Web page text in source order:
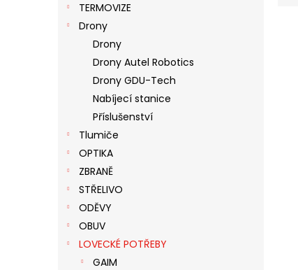
TERMOVIZE
Drony
Drony
Drony Autel Robotics
Drony GDU-Tech
Nabíjecí stanice
Příslušenství
Tlumiče
OPTIKA
ZBRANĚ
STŘELIVO
ODĚVY
OBUV
LOVECKÉ POTŘEBY
GAIM